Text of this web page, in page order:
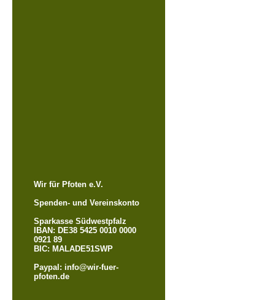
Wir für Pfoten e.V.
Spenden- und Vereinskonto
Sparkasse Südwestpfalz
IBAN: DE38 5425 0010 0000
0921 89
BIC: MALADE51SWP
Paypal: info@wir-fuer-
pfoten.de